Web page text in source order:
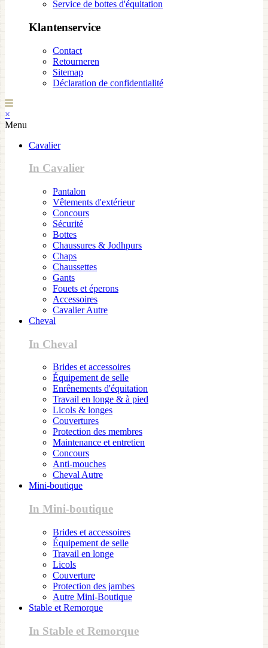
Service de bottes d'équitation
Klantenservice
Contact
Retourneren
Sitemap
Déclaration de confidentialité
×
Menu
Cavalier
In Cavalier
Pantalon
Vêtements d'extérieur
Concours
Sécurité
Bottes
Chaussures & Jodhpurs
Chaps
Chaussettes
Gants
Fouets et éperons
Accessoires
Cavalier Autre
Cheval
In Cheval
Brides et accessoires
Équipement de selle
Enrênements d'équitation
Travail en longe & à pied
Licols & longes
Couvertures
Protection des membres
Maintenance et entretien
Concours
Anti-mouches
Cheval Autre
Mini-boutique
In Mini-boutique
Brides et accessoires
Équipement de selle
Travail en longe
Licols
Couverture
Protection des jambes
Autre Mini-Boutique
Stable et Remorque
In Stable et Remorque